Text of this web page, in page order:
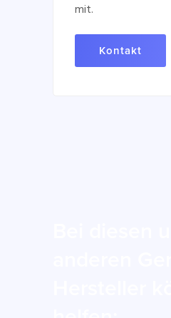
mit.
Kontakt